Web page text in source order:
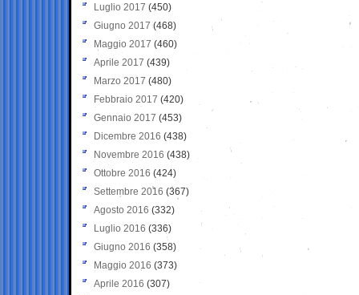
Luglio 2017 (450)
Giugno 2017 (468)
Maggio 2017 (460)
Aprile 2017 (439)
Marzo 2017 (480)
Febbraio 2017 (420)
Gennaio 2017 (453)
Dicembre 2016 (438)
Novembre 2016 (438)
Ottobre 2016 (424)
Settembre 2016 (367)
Agosto 2016 (332)
Luglio 2016 (336)
Giugno 2016 (358)
Maggio 2016 (373)
Aprile 2016 (307)